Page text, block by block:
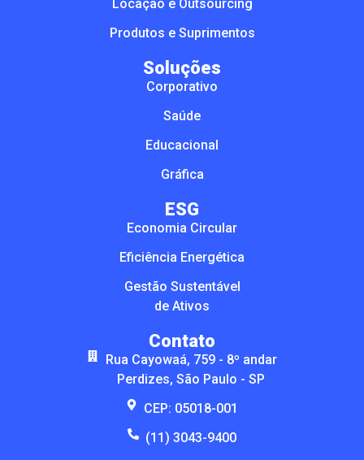
Locação e Outsourcing
Produtos e Suprimentos
Soluções
Corporativo
Saúde
Educacional
Gráfica
ESG
Economia Circular
Eficiência Energética
Gestão Sustentável
de Ativos
Contato
Rua Cayowaá, 759 - 8º andar
Perdizes, São Paulo - SP
CEP: 05018-001
(11) 3043-9400